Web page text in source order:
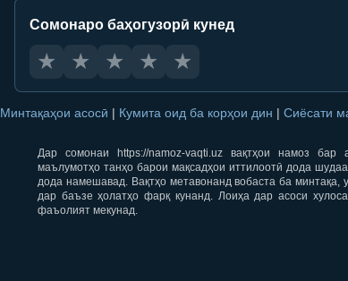
Сомонаро баҳогузорӣ кунед
★ ★ ★ ★ ★
Минтақаҳои асосӣ | Кумита оид ба корҳои дин | Сиёсати
Дар сомонаи https://namoz-vaqti.uz вақтҳои намоз
маълумотҳо танҳо барои мақсадҳои иттилоотӣ дода
дода намешавад. Вақтҳо метавонанд вобаста ба минтақа,
дар баъзе ҳолатҳо фарқ кунанд. Лоиҳа дар асоси
фаъолият мекунад.